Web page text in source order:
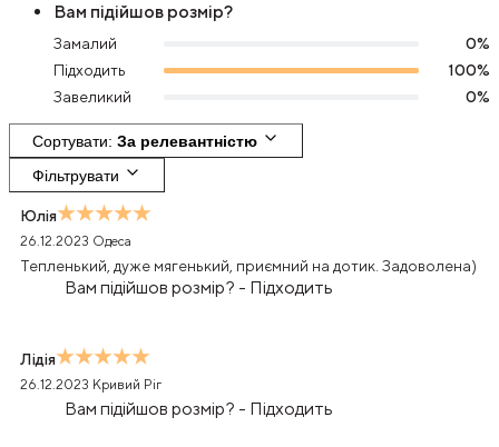
Вам підійшов розмір?
Замалий 0%
Підходить
100%
Завеликий
0%
Сортувати За релевантністю
Фільтрувати
Юлія
26.12.2023 Одеса
Тепленький, дуже мягенький, приємний на дотик. Задоволена)
Вам підійшов розмір? - Підходить
Лідія
26.12.2023 Кривий Ріг
Вам підійшов розмір? - Підходить